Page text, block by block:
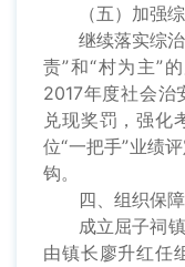
（五）加强
继续落实综
责”和“村为主”
2017年度社会治
兑现奖罚，强化
位“一把手”业绩
钩。
四、组织保障
成立屈子祠
由镇长廖升红任